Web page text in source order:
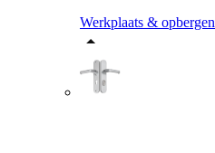
Werkplaats & opbergen